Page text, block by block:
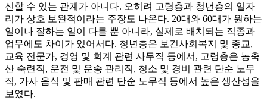
신할 수 있는 관계가 아니다. 오히려 고령층과 청년층의 일자
리가 상호 보완적이라는 주장도 나온다. 20대와 60대가 원하는
일이나 잘하는 일이 다를 뿐 아니라, 실제로 배치되는 직종과
업무에도 차이가 있어서다. 청년층은 보건사회복지 및 종교,
교육 전문가, 경영 및 회계 관련 사무직 등에서, 고령층은 농축
산 숙련직, 운전 및 운송 관리직, 청소 및 경비 관련 단순 노무
직, 가사 음식 및 판매 관련 단순 노무직 등에서 높은 생산성을
보였다.